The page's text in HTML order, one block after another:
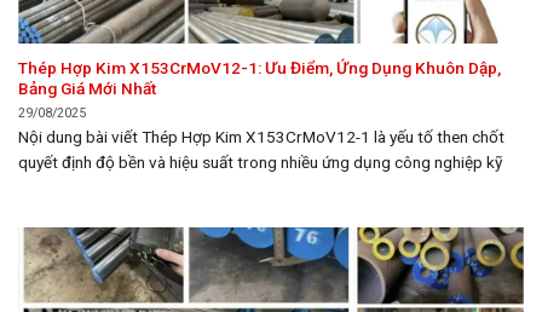
Thép Hợp Kim X153CrMoV12-1: Ưu Điểm, Ứng Dụng Khuôn Dập,
Bảng Giá Mới Nhất
29/08/2025
Nội dung bài viết Thép Hợp Kim X153CrMoV12-1 là yếu tố then chốt
quyết định độ bền và hiệu suất trong nhiều ứng dụng công nghiệp kỹ
đặc tính...